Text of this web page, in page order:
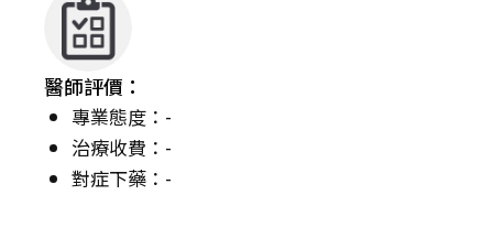
醫師評價：
專業態度：-
治療收費：-
對症下藥：-